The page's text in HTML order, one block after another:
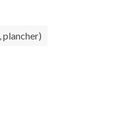
plancher)